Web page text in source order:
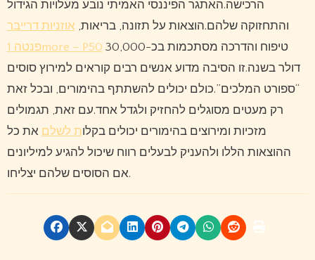
הרכישה.האתגר הפיננסי האמיתי נובע מעלויות הגידול
והתחזוקה שלהם.הוצאות על תזונה, בריאות, אוזניות דרייבר
פנטה 1more – P50
דולר בשנה.זו הסיבה מדוע אנשים רבים קוראים למירוץ סוסים
“ספורט המלכים”.כולם יכולים להשתתף בהימורים, ובכל זאת
רק מעטים מסוגלים להחזיק ולגדל אחד.עם זאת, תגמולים
מזכיות ומירוצים בהימורים יכולים בקלות לשלם את כל
ההוצאות הללו ולהעניק לבעלים רווח שיכול להגיע למיליונים
אם הסוסים שלהם יצליחו.